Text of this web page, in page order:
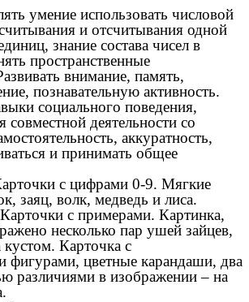
умение использовать числовой
и отсчитывания одной
знание состава чисел в
пространственные
внимание, память,
познавательную активность.
социального поведения,
совместной деятельности со
аккуратность,
и принимать общее
с цифрами 0-9. Мягкие
заяц, волк, медведь и лиса.
с примерами. Картинка,
несколько пар ушей зайцев,
кустом. Карточка с
фигурами, цветные карандаши, два
различиями в изображении – на